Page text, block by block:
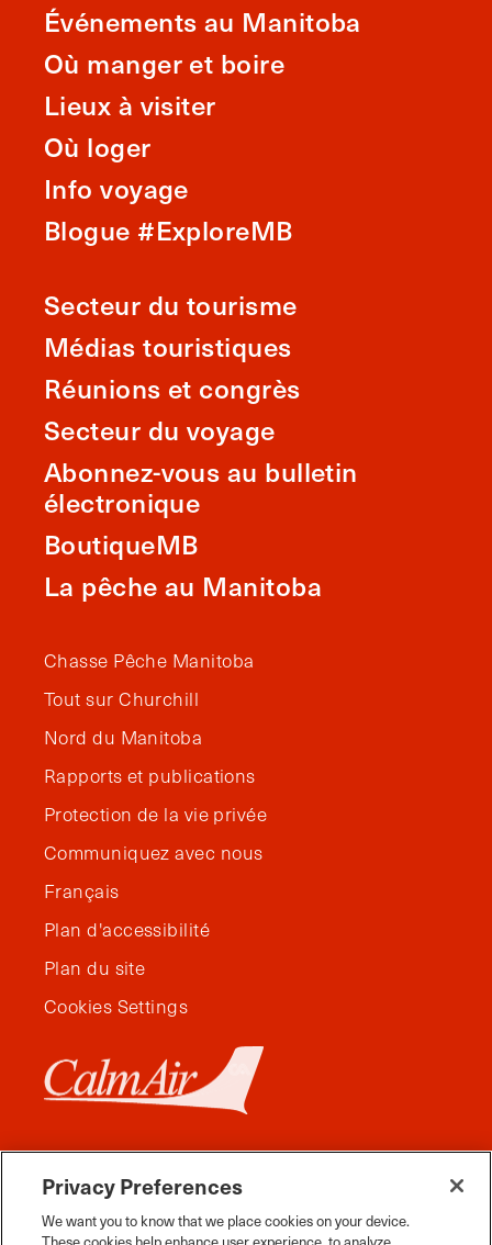
Événements au Manitoba
Où manger et boire
Lieux à visiter
Où loger
Info voyage
Blogue #ExploreMB
Secteur du tourisme
Médias touristiques
Réunions et congrès
Secteur du voyage
Abonnez-vous au bulletin
électronique
BoutiqueMB
La pêche au Manitoba
Chasse Pêche Manitoba
Tout sur Churchill
Nord du Manitoba
Rapports et publications
Protection de la vie privée
Communiquez avec nous
Français
Plan d'accessibilité
Plan du site
Cookies Settings
Privacy Preferences
We want you to know that we place cookies on your device.